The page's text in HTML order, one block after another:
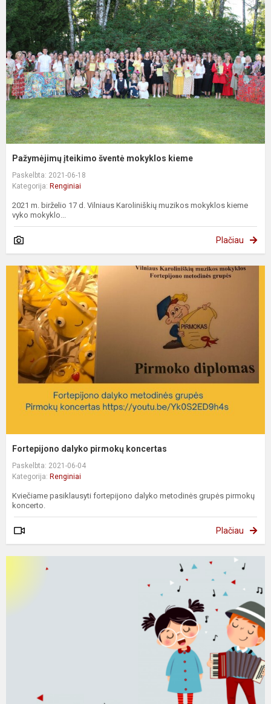
Pažymėjimų įteikimo šventė mokyklos kieme
Paskelbta: 2021-06-18
Kategorija: Renginiai
2021 m. birželio 17 d. Vilniaus Karoliniškių muzikos mokyklos kieme
vyko mokyklo...
Plačiau
Fortepijono dalyko pirmokų koncertas
Paskelbta: 2021-06-04
Kategorija: Renginiai
Kviečiame pasiklausyti fortepijono dalyko metodinės grupės pirmokų
koncerto.
Plačiau